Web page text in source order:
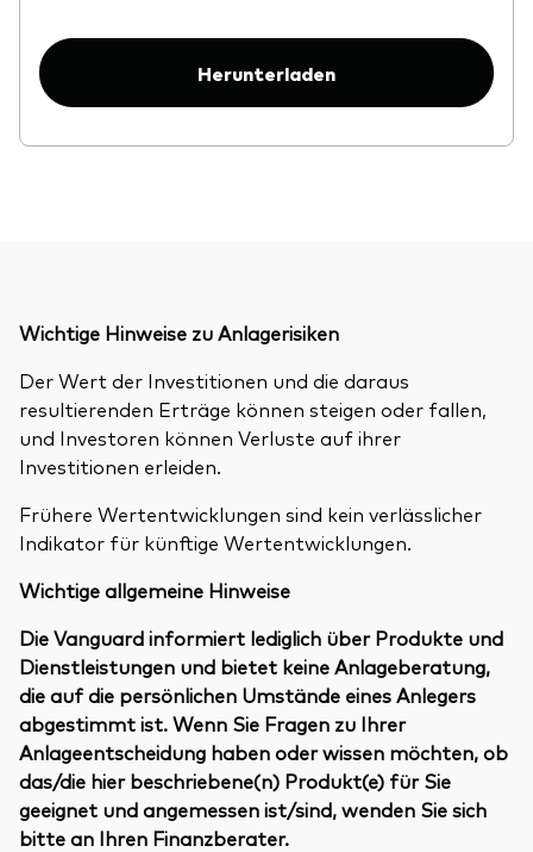
Herunterladen
Wichtige Hinweise zu Anlagerisiken
Der Wert der Investitionen und die daraus
resultierenden Erträge können steigen oder fallen,
und Investoren können Verluste auf ihrer
Investitionen erleiden.
Frühere Wertentwicklungen sind kein verlässlicher
Indikator für künftige Wertentwicklungen.
Wichtige allgemeine Hinweise
Die Vanguard informiert lediglich über Produkte und
Dienstleistungen und bietet keine Anlageberatung,
die auf die persönlichen Umstände eines Anlegers
abgestimmt ist. Wenn Sie Fragen zu Ihrer
Anlageentscheidung haben oder wissen möchten, ob
das/die hier beschriebene(n) Produkt(e) für Sie
geeignet und angemessen ist/sind, wenden Sie sich
bitte an Ihren Finanzberater.